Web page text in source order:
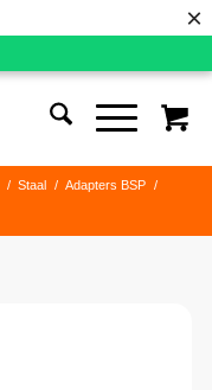
×
/ Staal / Adapters BSP
/